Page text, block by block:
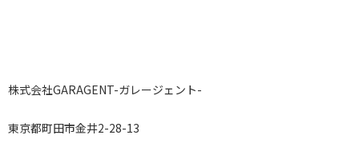
株式会社GARAGENT-ガレージェント-
東京都町田市金井2-28-13